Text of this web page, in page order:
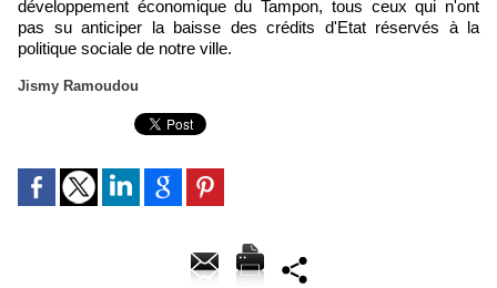
développement économique du Tampon, tous ceux qui n'ont
pas su anticiper la baisse des crédits d'Etat réservés à la
politique sociale de notre ville.
Jismy Ramoudou